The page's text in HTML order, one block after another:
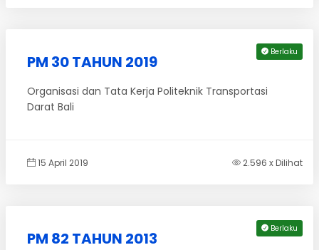
Berlaku
PM 30 TAHUN 2019
Organisasi dan Tata Kerja Politeknik Transportasi
Darat Bali
15 April 2019 2.596 x Dilihat
Berlaku
PM 82 TAHUN 2013